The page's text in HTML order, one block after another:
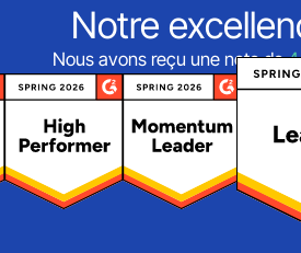
Notre
Nous avons reçu une note de